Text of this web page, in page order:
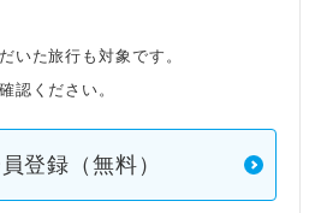
いた旅行も対象です。
認ください。
登録（無料）